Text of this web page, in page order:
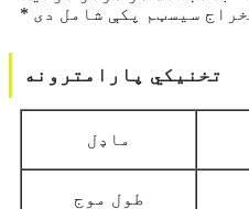
تخنیکي پارامترونه
ماډل
طول موج